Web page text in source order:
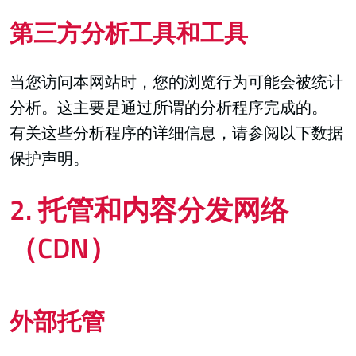
第三方分析工具和工具
当您访问本网站时，您的浏览行为可能会被统计
分析。这主要是通过所谓的分析程序完成的。
有关这些分析程序的详细信息，请参阅以下数据
保护声明。
2. 托管和内容分发网络
（CDN）
外部托管